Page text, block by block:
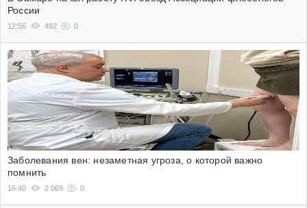
России
12:56 492 0
Заболевания вен: незаметная угроза, о которой важно
помнить
16:40 2 069 0